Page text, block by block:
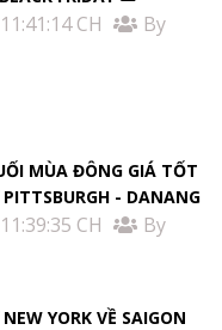
CH
By
MÙA ĐÔNG GIÁ TỐT
- DANANG
CH
By
YORK VỀ SAIGON